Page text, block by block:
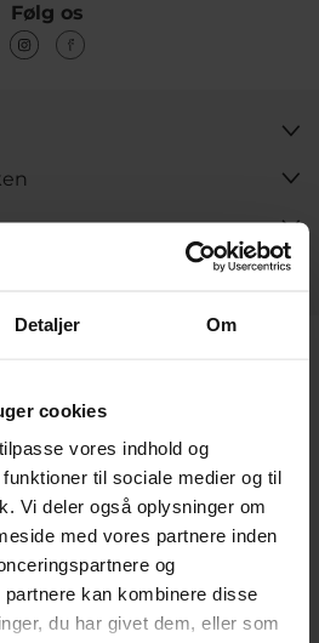
Detaljer Om
cookies
vores indhold og
til sociale medier og til
Vi deler også oplysninger om
med vores partnere inden
og
kan kombinere disse
du har givet dem, eller som
Følg os